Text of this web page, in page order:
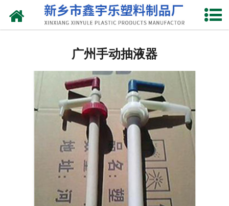
网站首页
广州手动塑料抽液器
- 广州洗涤用品抽取器
- 广州沐浴抽
- 广州新型抽取器
广州桶盖
广州手动抽液器